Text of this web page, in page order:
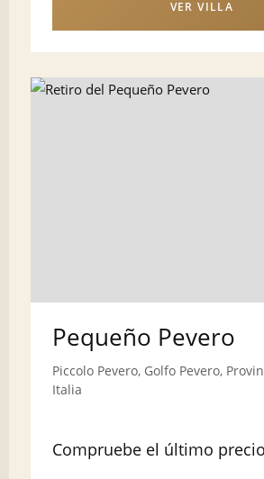
VER VILLA
Pequeño Pevero
Piccolo Pevero, Golfo Pevero,
Italia
Compruebe el último precio